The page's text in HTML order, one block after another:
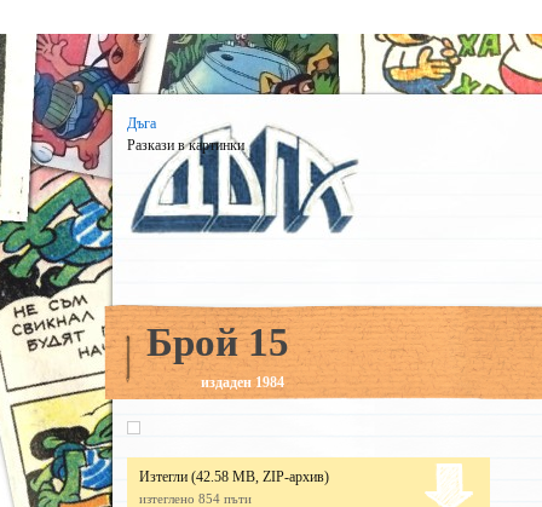
Дъга
Разкази в картинки
Брой 15
издаден 1984
Изтегли (42.58 MB, ZIP-архив)
изтеглено 854 пъти